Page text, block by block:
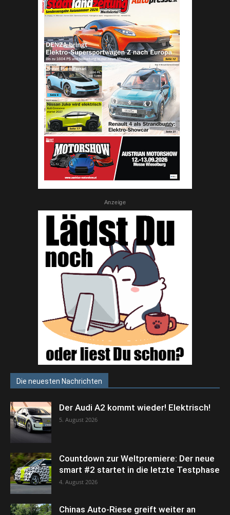
Anzeige
Die neuesten Nachrichten
Der Audi A2 kommt wieder! Elektrisch!
5. August 2026
Countdown zur Weltpremiere: Der neue
smart #2 startet in die letzte Testphase
4. August 2026
Chinas Auto-Riese greift weiter an